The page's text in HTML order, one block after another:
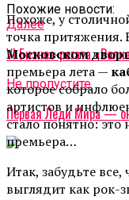
Похожие новости:
Далее
VI Бизнес-регата
Не пропустите
Первая Леди Мира —
Похоже, у
точка притяжения.
Московском
премьера лета —
которое собрало
артистов и
стало понятно: это
премьера…
Итак, забудьте
выглядит как рок-